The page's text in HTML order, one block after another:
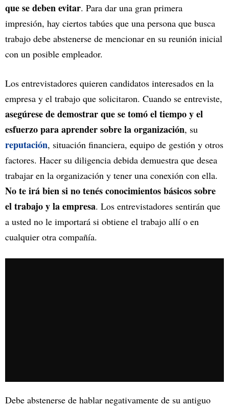
que se deben evitar. Para dar una gran primera
impresión, hay ciertos tabúes que una persona que busca
trabajo debe abstenerse de mencionar en su reunión inicial
con un posible empleador.
Los entrevistadores quieren candidatos interesados en la
empresa y el trabajo que solicitaron. Cuando se entreviste,
asegúrese de demostrar que se tomó el tiempo y el
esfuerzo para aprender sobre la organización, su
reputación, situación financiera, equipo de gestión y otros
factores. Hacer su diligencia debida demuestra que desea
trabajar en la organización y tener una conexión con ella.
No te irá bien si no tenés conocimientos básicos sobre
el trabajo y la empresa. Los entrevistadores sentirán que
a usted no le importará si obtiene el trabajo allí o en
cualquier otra compañía.
Debe abstenerse de hablar negativamente de su antiguo